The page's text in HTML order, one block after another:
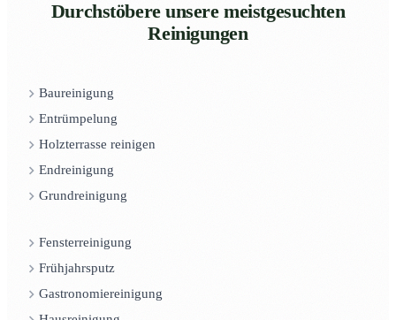
Durchstöbere unsere meistgesuchten
Reinigungen
Baureinigung
Entrümpelung
Holzterrasse reinigen
Endreinigung
Grundreinigung
Fensterreinigung
Frühjahrsputz
Gastronomiereinigung